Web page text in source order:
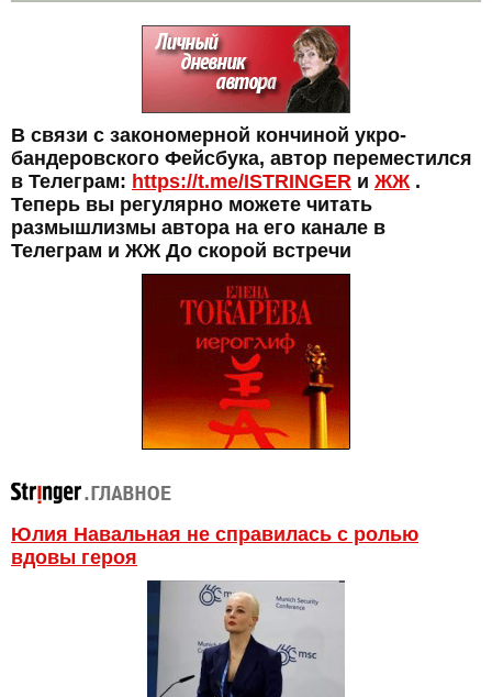
В связи с закономерной кончиной укро-
бандеровского Фейсбука, автор переместился
в Телеграм: https://t.me/ISTRINGER и ЖЖ .
Теперь вы регулярно можете читать
размышлизмы автора на его канале в
Телеграм и ЖЖ До скорой встречи
Юлия Навальная не справилась с ролью
вдовы героя